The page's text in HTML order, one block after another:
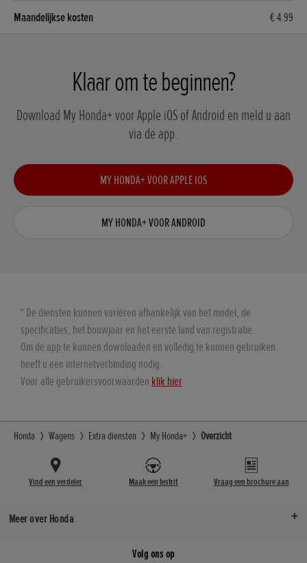
€ 4.99
Klaar om te beginnen?
Download My Honda+ voor Apple iOS of Android en meld u aan
via de app.
MY HONDA+ VOOR APPLE IOS
MY HONDA+ VOOR ANDROID
* De diensten kunnen variëren afhankelijk van het model, de
specificaties, het bouwjaar en het eerste land van registratie.
Om de app te kunnen downloaden en volledig te kunnen gebruiken
heeft u een internetverbinding nodig.
Voor alle gebruikersvoorwaarden klik hier
Honda Wagens Extra diensten My Honda+ Overzicht
Vind een verdeler Maak een testrit Vraag een brochure aan
Meer over Honda
Volg ons op